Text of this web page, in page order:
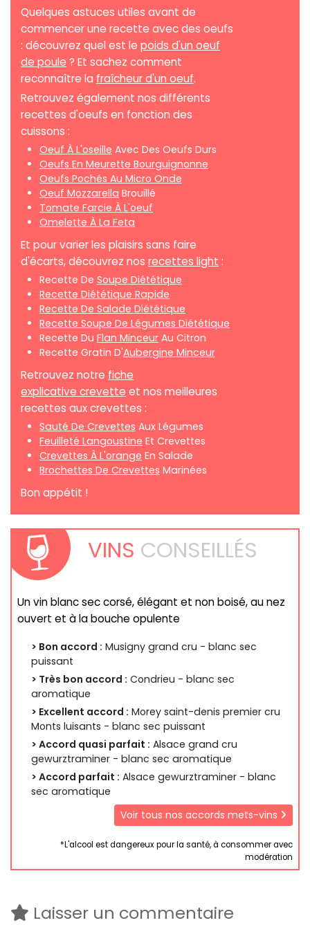
Quelques astuces utiles avant de
commencer une recette avec des oeufs
: découvrez quel est le poids d'un oeuf
de poule ? Et sachez comment
reconnaître la fraîcheur d'un oeuf.
Retrouvez également nos différents
recettes d'oeufs en fonction des
cuissons :
Oeuf À L'oseille Avec Des Oeufs Durs
Oeufs En Meurette Bourguignonne
Oeufs Pochés Au Micro Onde
Oeuf Mozzarella Brouillé
Tomate Farcie À L'oeuf
Omelette À La Feta
Et pour varier les plaisirs sans faire
d'écarts, découvrez nos recettes light :
Recette De Soupe Diététique
Recette Diététique Rapide
Recette De Salade Diététique
Recette Soupe De Légumes Diététique
Recette Du Flan Minceur Au Citron
Recette Gratin D'Aubergine Minceur
Retrouvez notre fiche
explicative crevette et nos meilleures
recettes aux crevettes :
Sauté De Crevettes Aux Légumes
Feuilleté Langoustine Et Crevettes
Crevettes À L'orange En Salade
Brochettes De Crevettes Marinées
Bon appétit !
VINS CONSEILLÉS
Un vin blanc sec corsé, élégant et non boisé, au nez
ouvert et à la bouche opulente
> Bon accord : Musigny grand cru - blanc sec
puissant
> Très bon accord : Condrieu - blanc sec
aromatique
> Excellent accord : Morey saint-denis premier cru
Monts luisants - blanc sec puissant
> Accord quasi parfait : Alsace grand cru
gewurztraminer - blanc sec aromatique
> Accord parfait : Alsace gewurztraminer - blanc
sec aromatique
Voir tous nos accords mets-vins
*L'alcool est dangereux pour la santé, à consommer avec
modération
Laisser un commentaire